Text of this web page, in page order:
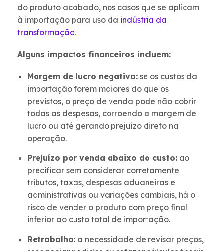
do produto acabado, nos casos que se aplicam
à importação para uso da indústria da
transformação.
Alguns impactos financeiros incluem:
Margem de lucro negativa: se os custos da
importação forem maiores do que os
previstos, o preço de venda pode não cobrir
todas as despesas, corroendo a margem de
lucro ou até gerando prejuízo direto na
operação.
Prejuízo por venda abaixo do custo: ao
precificar sem considerar corretamente
tributos, taxas, despesas aduaneiras e
administrativas ou variações cambiais, há o
risco de vender o produto com preço final
inferior ao custo total de importação.
Retrabalho: a necessidade de revisar preços,